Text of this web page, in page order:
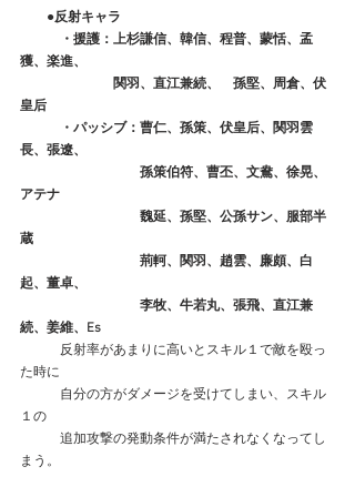
●反射キャラ
・援護：上杉謙信、韓信、程普、蒙恬、孟
獲、楽進、
関羽、直江兼続、　孫堅、周倉、伏
皇后
・パッシブ：曹仁、孫策、伏皇后、関羽雲
長、張遼、
孫策伯符、曹丕、文鴦、徐晃、
アテナ
魏延、孫堅、公孫サン、服部半
蔵
荊軻、関羽、趙雲、廉頗、白
起、董卓、
李牧、牛若丸、張飛、直江兼
続、姜維、Es
反射率があまりに高いとスキル１で敵を殴っ
た時に
自分の方がダメージを受けてしまい、スキル
１の
追加攻撃の発動条件が満たされなくなってし
まう。